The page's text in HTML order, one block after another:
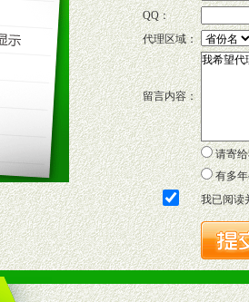
画、三折页及宣传礼品全面配赠，免费
法经营手续，采取统一底价供货、严格
复印件，财务以帐单，税务发票，产品质
，专家顾问团提供专柜、社区、HS、名
终完成任务返利。
提供企划、咨询、培训等企业售后服务。
制度，使经销商市场操作全程无忧。
或保健食品相关渠道者。
商业道德，良好的商誉，良好的市场网
低零售价销售，保证良性的价格体系，
QQ：
代理区域：
留言内容：
请寄
有多
我已阅读